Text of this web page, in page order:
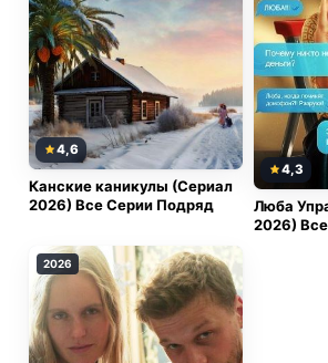
история о том как трудно
пути стоят амбиции и старые
4,6
Канские каникулы (Сериал
2026) Все Серии Подряд
4,3
Люба
2026)
2026